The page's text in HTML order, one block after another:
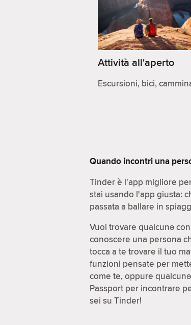
Attività all'aperto
Escursioni, bici,
Quando incontri una
Tinder è l'app migliore
stai usando l'app giusta:
passata a ballare in
Vuoi trovare qualcunə
conoscere una persona
tocca a te trovare il tuo
funzioni pensate per
come te, oppure
Passport per incontrare
sei su Tinder!